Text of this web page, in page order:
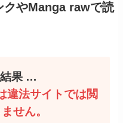
クやManga rawで読
果 …
違法サイトでは閲
せん。